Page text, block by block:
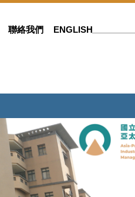
聯絡我們 ENGLISH